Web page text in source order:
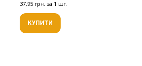
37,95 грн. за 1 шт.
КУПИТИ